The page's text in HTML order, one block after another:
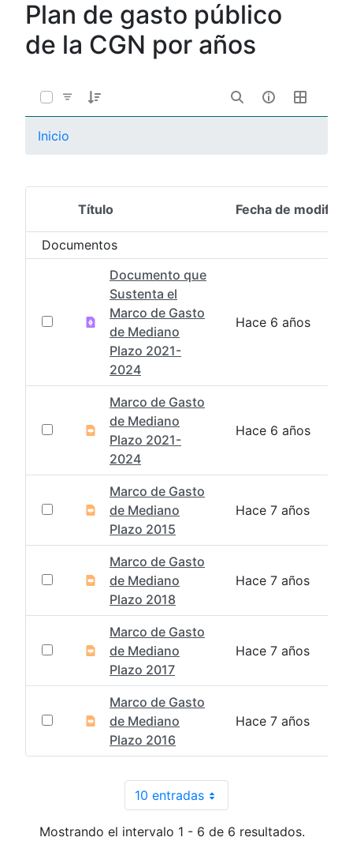
Plan de gasto público
de la CGN por años
Inicio
Selección del elemento
Título Fecha de
Documentos
Documento que
Sustenta el
Marco de Gasto
de Mediano
Plazo 2021-
2024
Hace 6 años
Marco de Gasto
de Mediano
Plazo 2021-
2024
Hace 6 años
Marco de Gasto
de Mediano
Plazo 2015
Hace 7 años
Marco de Gasto
de Mediano
Plazo 2018
Hace 7 años
Marco de Gasto
de Mediano
Plazo 2017
Hace 7 años
Marco de Gasto
de Mediano
Plazo 2016
Hace 7 años
10 entradasPor página
Mostrando el intervalo 1 - 6 de 6 resultados.